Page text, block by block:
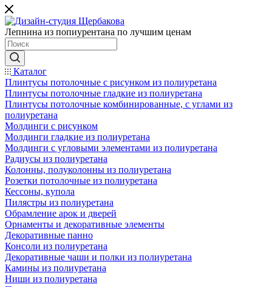
Лепнина из попиурентана по лучшим ценам
Каталог
Плинтусы потолочные с рисунком из полиуретана
Плинтусы потолочные гладкие из полиуретана
Плинтусы потолочные комбинированные, с углами из
полиуретана
Молдинги c рисунком
Молдинги гладкие из полиуретана
Молдинги с угловыми элементами из полиуретана
Радиусы из полиуретана
Колонны, полуколонны из полиуретана
Розетки потолочные из полиуретана
Кессоны, купола
Пилястры из полиуретана
Обрамление арок и дверей
Орнаменты и декоративные элементы
Декоративные панно
Консоли из полиуретана
Декоративные чаши и полки из полиуретана
Камины из полиуретана
Ниши из полиуретана